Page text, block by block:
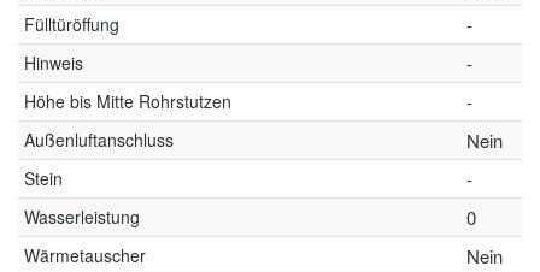
Fülltüröffung -
Hinweis -
Höhe bis Mitte Rohrstutzen -
Außenluftanschluss Nein
Stein -
Wasserleistung 0
Wärmetauscher Nein